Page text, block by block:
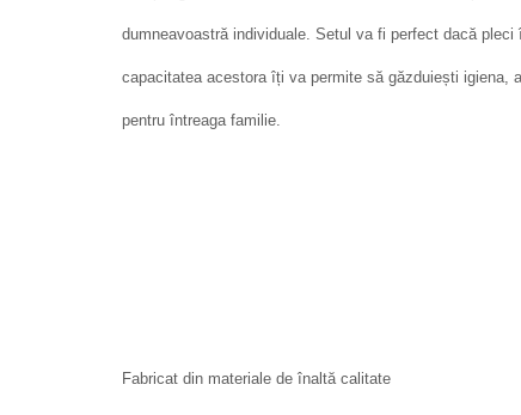
dumneavoastră individuale. Setul va fi perfect dacă
capacitatea acestora îți va permite să găzduiești igiena,
pentru întreaga familie.
Fabricat din materiale de înaltă calitate